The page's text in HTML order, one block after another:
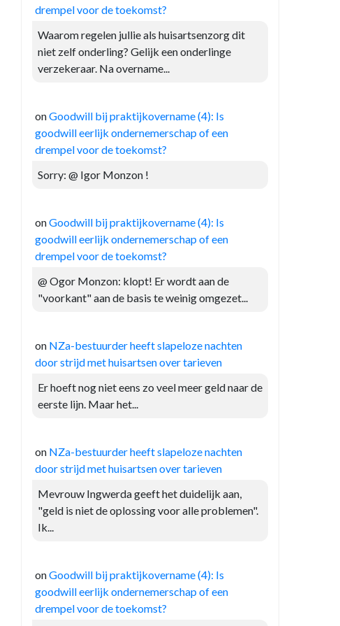
drempel voor de toekomst?
Waarom regelen jullie als huisartsenzorg dit
niet zelf onderling? Gelijk een onderlinge
verzekeraar. Na overname...
onGoodwill bij praktijkovername (4): Is
goodwill eerlijk ondernemerschap of een
drempel voor de toekomst?
Sorry: @ Igor Monzon !
onGoodwill bij praktijkovername (4): Is
goodwill eerlijk ondernemerschap of een
drempel voor de toekomst?
@ Ogor Monzon: klopt! Er wordt aan de
"voorkant" aan de basis te weinig omgezet...
on NZa-bestuurder heeft slapeloze nachten
door strijd met huisartsen over tarieven
Er hoeft nog niet eens zo veel meer geld naar de
eerste lijn. Maar het...
on NZa-bestuurder heeft slapeloze nachten
door strijd met huisartsen over tarieven
Mevrouw Ingwerda geeft het duidelijk aan,
"geld is niet de oplossing voor alle problemen".
Ik...
onGoodwill bij praktijkovername (4): Is
goodwill eerlijk ondernemerschap of een
drempel voor de toekomst?